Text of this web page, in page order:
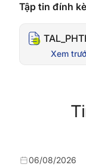
Tập tin đính
Xem
06/08/2026